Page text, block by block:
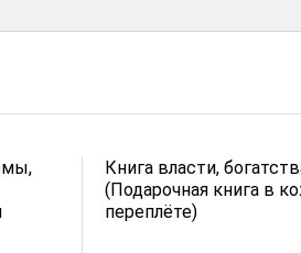
Книга власти,
(Подарочная книга в
переплёте)